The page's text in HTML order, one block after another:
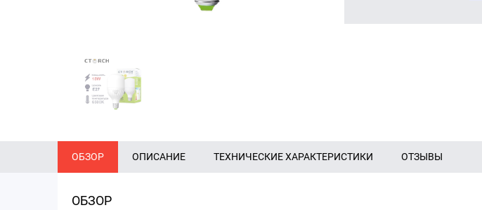
ОБЗОР ОПИСАНИЕ ТЕХНИЧЕСКИЕ ХАРАКТЕРИСТИКИ ОТЗЫВЫ
ОБЗОР